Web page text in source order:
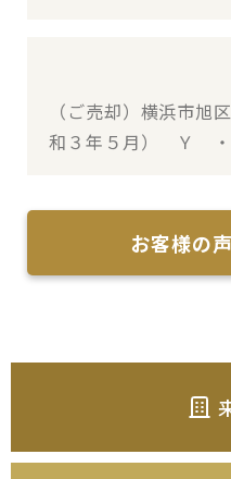
（ご売却）横浜市旭
和３年５月） Ｙ
お客様の